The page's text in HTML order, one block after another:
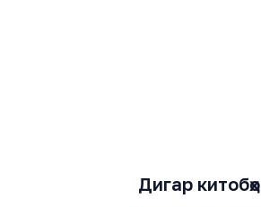
Дигар китобҳо